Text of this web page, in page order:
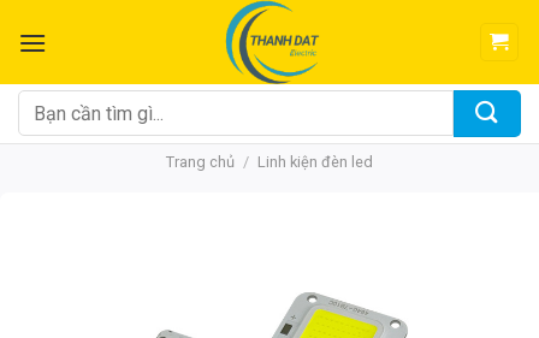
đến
dung
Tìm
kiếm:
Trang chủ / Linh kiện đèn led